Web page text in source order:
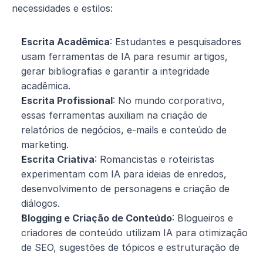
necessidades e estilos:
Escrita Acadêmica: Estudantes e pesquisadores
usam ferramentas de IA para resumir artigos,
gerar bibliografias e garantir a integridade
acadêmica.
Escrita Profissional: No mundo corporativo,
essas ferramentas auxiliam na criação de
relatórios de negócios, e-mails e conteúdo de
marketing.
Escrita Criativa: Romancistas e roteiristas
experimentam com IA para ideias de enredos,
desenvolvimento de personagens e criação de
diálogos.
Blogging e Criação de Conteúdo: Blogueiros e
criadores de conteúdo utilizam IA para otimização
de SEO, sugestões de tópicos e estruturação de